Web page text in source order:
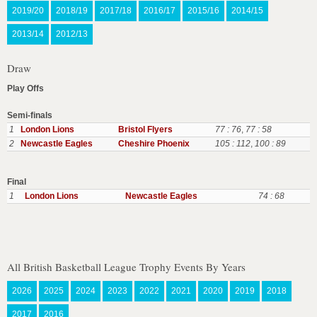
2019/20 2018/19 2017/18 2016/17 2015/16 2014/15
2013/14 2012/13
Draw
Play Offs
Semi-finals
1
London Lions Bristol Flyers 77 : 76, 77 : 58
2
Newcastle Eagles Cheshire Phoenix 105 : 112, 100 : 89
Final
1
London Lions Newcastle Eagles 74 : 68
All British Basketball League Trophy Events By Years
2026 2025 2024 2023 2022 2021 2020 2019 2018
2017 2016